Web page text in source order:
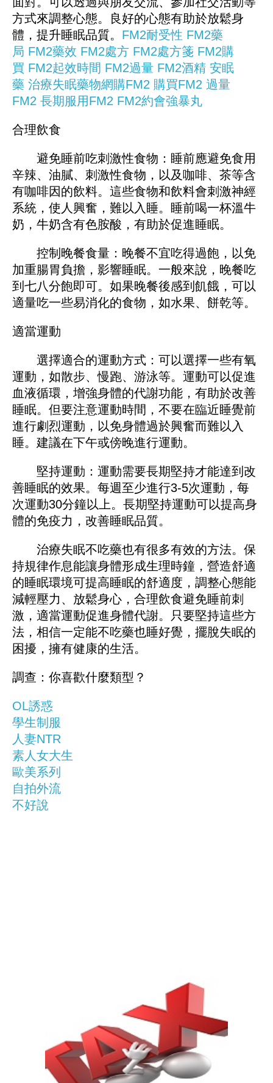
方式來調整心態。良好的心態有助於放鬆身
體，提升睡眠品質。 FM2耐受性 FM2藥
局 FM2藥效 FM2處方 FM2處方箋 FM2購
買 FM2起效時間 FM2過量 FM2酒精 安眠
藥 治療失眠藥物網購FM2 購買FM2 過量
FM2 長期服用FM2 FM2約會強暴丸
合理飲食
避免睡前吃刺激性食物：睡前應避免食用
辛辣、油膩、刺激性食物，以及咖啡、茶等含
有咖啡因的飲料。這些食物和飲料會刺激神經
系統，使人興奮，難以入睡。睡前喝一杯溫牛
奶，牛奶含有色胺酸，有助於促進睡眠。
控制晚餐食量：晚餐不宜吃得過飽，以免
加重腸胃負擔，影響睡眠。一般來說，晚餐吃
到七八分飽即可。如果晚餐後感到飢餓，可以
適量吃一些易消化的食物，如水果、餅乾等。
適當運動
選擇適合的運動方式：可以選擇一些有氧
運動，如散步、慢跑、游泳等。運動可以促進
血液循環，增強身體的代謝功能，有助於改善
睡眠。但要注意運動時間，不要在臨近睡覺前
進行劇烈運動，以免身體過於興奮而難以入
睡。建議在下午或傍晚進行運動。
堅持運動：運動需要長期堅持才能達到改
善睡眠的效果。每週至少進行3-5次運動，每
次運動30分鐘以上。長期堅持運動可以提高身
體的免疫力，改善睡眠品質。
治療失眠不吃藥也有很多有效的方法。保
持規律作息能讓身體形成生理時鐘，營造舒適
的睡眠環境可提高睡眠的舒適度，調整心態能
減輕壓力、放鬆身心，合理飲食避免睡前刺
激，適當運動促進身體代謝。只要堅持這些方
法，相信一定能不吃藥也睡好覺，擺脫失眠的
困擾，擁有健康的生活。
調查：你喜歡什麼類型？
OL誘惑
學生制服
人妻NTR
素人女大生
歐美系列
自拍外流
不好說